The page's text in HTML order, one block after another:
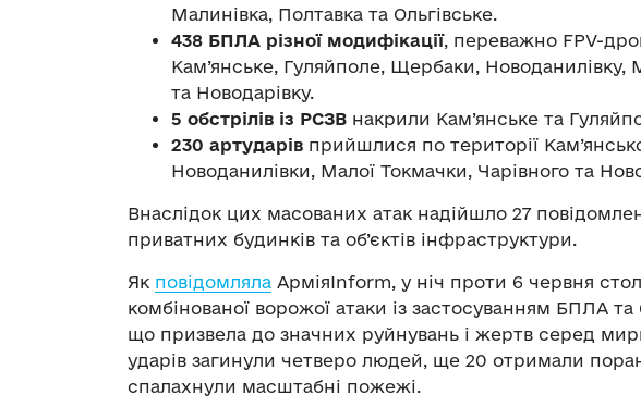
Малинівка, Полтавка та Ольгівське.
438 БПЛА різної модифікації, переважно FPV-
Кам’янське, Гуляйполе, Щербаки, Новоданилівку,
та Новодарівку.
5 обстрілів із РСЗВ накрили Кам’янське та
230 артударів прийшлися по території
Новоданилівки, Малої Токмачки, Чарівного та
Внаслідок цих масованих атак надійшло 27
приватних будинків та об’єктів інфраструктури.
Як повідомляла АрміяInform, у ніч проти 6 червня
комбінованої ворожої атаки із застосуванням БПЛА та
що призвела до значних руйнувань і жертв серед
ударів загинули четверо людей, ще 20 отримали
спалахнули масштабні пожежі.